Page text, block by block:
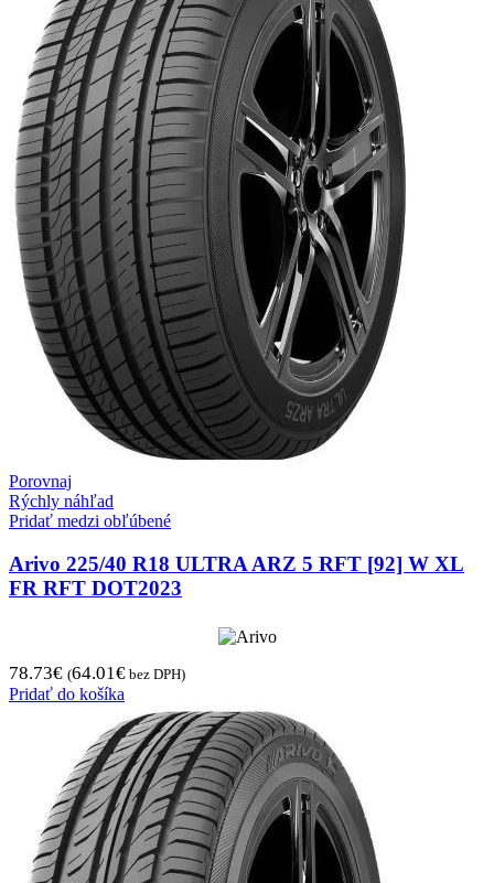
Porovnaj
Rýchly náhľad
Pridať medzi obľúbené
Arivo 225/40 R18 ULTRA ARZ 5 RFT [92] W XL
FR RFT DOT2023
78.73€ (64.01€ bez DPH)
Pridať do košíka